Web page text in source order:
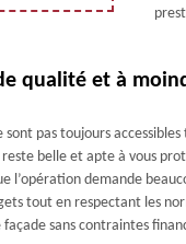
qualité et à
pas toujours
belle et apte à vous
l’opération demande
tout en respectant les
sans contraintes